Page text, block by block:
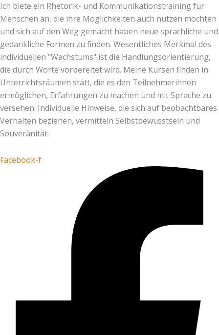
Ich biete ein Rhetorik- und Kommunikationstraining für
Menschen an, die ihre Möglichkeiten auch nutzen möchten
und sich auf den Weg gemacht haben neue sprachliche und
gedankliche Formen zu finden. Wesentliches Merkmal des
individuellen "Wachstums" ist die Handlungsorientierung,
die durch Worte vorbereitet wird. Meine Kursen finden in
Unterrichtsräumen statt, die es den Teilnehmerinnen
ermöglichen, Erfahrungen zu machen und mit Sprache zu
versehen. Individuelle Hinweise, die sich auf beobachtbares
Verhalten beziehen, vermitteln Selbstbewusstsein und
Souveränität.
Facebook-f